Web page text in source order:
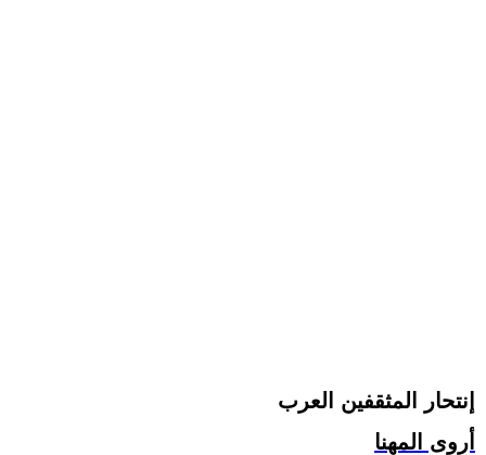
إنتحار المثقفين العرب
أروى المهنا